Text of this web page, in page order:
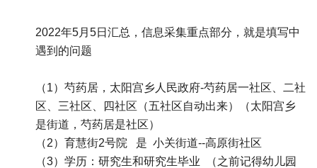
2022年5月5日汇总，信息采集重点部分，就是填写中
遇到的问题
（1）芍药居，太阳宫乡人民政府-芍药居一社区、二社
区、三社区、四社区（五社区自动出来）（太阳宫乡
是街道，芍药居是社区）
（2）育慧街2号院 是 小关街道--高原街社区
（3）学历：研究生和研究生毕业 （之前记得幼儿园